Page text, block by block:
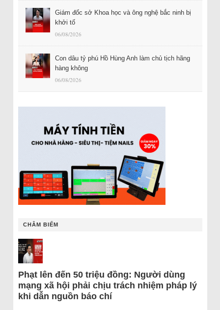
Giám đốc sở Khoa học và ông nghệ bắc ninh bị
khởi tố
06/08/2026
Con dâu tỷ phú Hồ Hùng Anh làm chủ tịch hãng
hàng không
06/08/2026
CHÂM BIẾM
Phạt lên đến 50 triệu đồng: Người dùng
mạng xã hội phải chịu trách nhiệm pháp lý
khi dẫn nguồn báo chí